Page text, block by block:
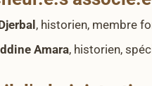
, historien, membre
Amara, historien,